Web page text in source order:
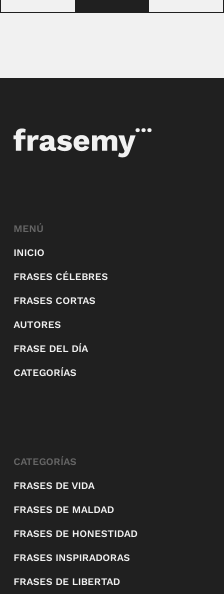
MENÚ
INICIO
FRASES CÉLEBRES
FRASES CORTAS
AUTORES
FRASE DEL DÍA
CATEGORÍAS
CATEGORÍAS
FRASES DE VIDA
FRASES DE MALDAD
FRASES DE HONESTIDAD
FRASES INSPIRADORAS
FRASES DE LIBERTAD